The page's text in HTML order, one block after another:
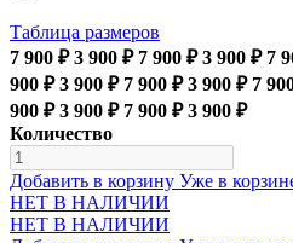
Таблица размеров
7 900 ₽ 3 900 ₽ 7 900 ₽ 3 900 ₽ 7
900 ₽ 3 900 ₽ 7 900 ₽ 3 900 ₽ 7
900 ₽ 3 900 ₽ 7 900 ₽ 3 900 ₽
Количество
Добавить в корзину Уже в
НЕТ В НАЛИЧИИ
НЕТ В НАЛИЧИИ